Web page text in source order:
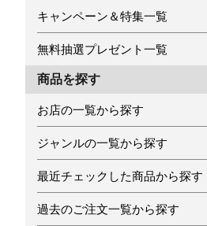
キャンペーン＆特集一覧
無料抽選プレゼント一覧
商品を探す
お店の一覧から探す
ジャンルの一覧から探す
最近チェックした商品から探す
過去のご注文一覧から探す